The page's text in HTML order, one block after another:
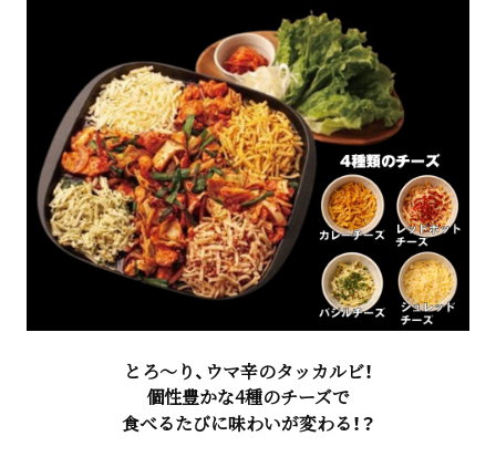
とろ～り、ウマ辛のタッカルビ！
個性豊かな4種のチーズで
食べるたびに味わいが変わる！？